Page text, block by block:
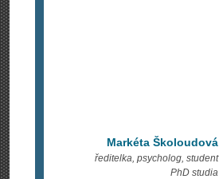
Markéta Školoudová
ředitelka, psycholog, student
PhD studia